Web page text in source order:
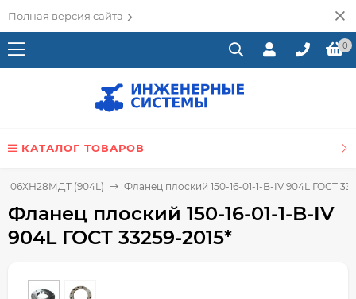
Полная версия сайта
0
КАТАЛОГ ТОВАРОВ
06ХН28МДТ (904L) Фланец плоский 150-16-01-1-B-IV 904L ГОСТ
Фланец плоский 150-16-01-1-B-IV
904L ГОСТ 33259-2015*